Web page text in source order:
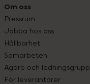
Om oss
Pressrum
Jobba hos oss
Hållbarhet
Samarbeten
Ägare och ledningsgrupp
För leverantörer